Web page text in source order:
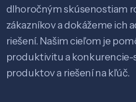
dlhoročným skúsenostiam
zákazníkov a dokážeme ich
riešení. Našim cieľom je
produktivitu a
produktov a riešení na kľúč.